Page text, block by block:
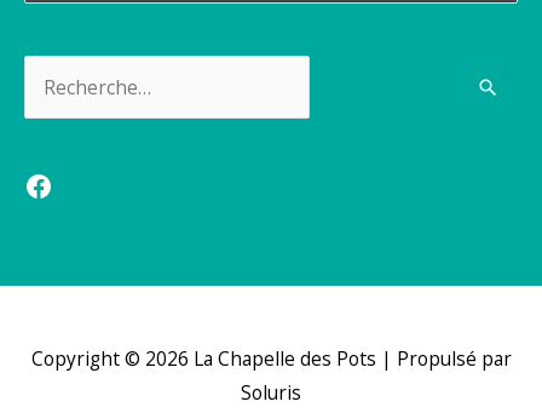
Facebook
Copyright © 2026 La Chapelle des Pots | Propulsé par
Soluris